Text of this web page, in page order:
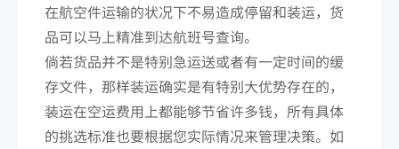
在航空件运输的状况下不易造成停留和装运，货
品可以马上精准到达航班号查询。
倘若货品并不是特别急运送或者有一定时间的缓
存文件，那样装运确实是有特别大优势存在的，
装运在空运费用上都能够节省许多钱，所有具体
的挑选标准也要根据您实际情况来管理决策。如